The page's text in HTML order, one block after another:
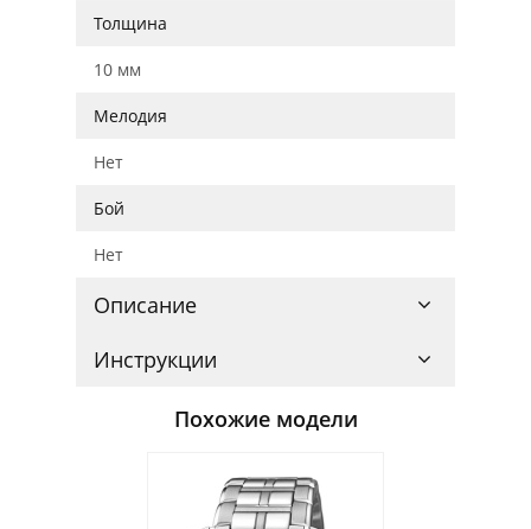
Толщина
10 мм
Мелодия
Нет
Бой
Нет
Описание
Инструкции
Похожие модели